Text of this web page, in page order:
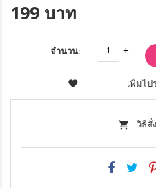
199 บาท
จำนวน:
เพิ่มไป
วิธีสั่